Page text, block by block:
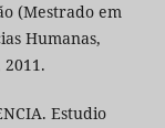
(Mestrado em
Humanas,
Estudio